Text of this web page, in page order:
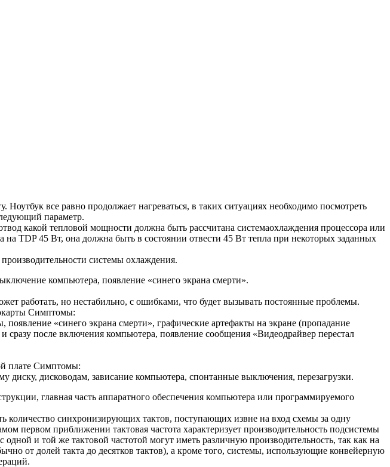
Ноутбук все равно продолжает нагреваться, в таких ситуациях необходимо посмотреть
параметр.
какой тепловой мощности должна быть рассчитана системаохлаждения процессора или
TDP 45 Вт, она должна быть в состоянии отвести 45 Вт тепла при некоторых заданных
системы охлаждения.
компьютера, появление «синего экрана смерти».
работать, но нестабильно, с ошибками, что будет вызывать постоянные проблемы.
Симптомы:
«синего экрана смерти», графические артефакты на экране (пропадание
сразу после включения компьютера, появление сообщения «Видеодрайвер перестал
плате Симптомы:
дисководам, зависание компьютера, спонтанные выключения, перезагрузки.
главная часть аппаратного обеспечения компьютера или программируемого
количество синхронизирующих тактов, поступающих извне на вход схемы за одну
первом приближении тактовая частота характеризует производительность подсистемы
и той же тактовой частотой могут иметь различную производительность, так как на
от долей такта до десятков тактов), а кроме того, системы, использующие конвейерную